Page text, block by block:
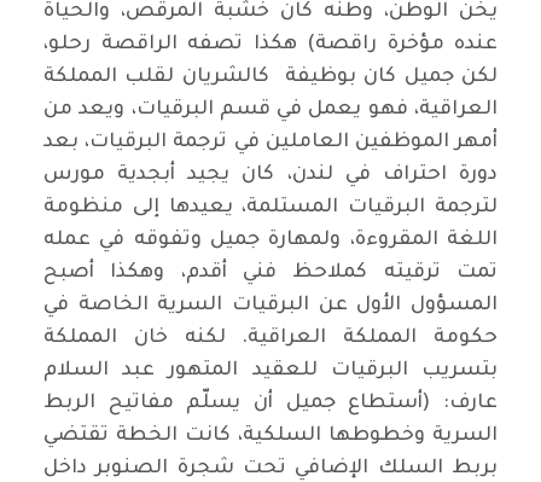
يخن الوطن، وطنه كان خشبة المرقص، والحياة
عنده مؤخرة راقصة) هكذا تصفه الراقصة رحلو،
لكن جميل كان بوظيفة كالشريان لقلب المملكة
العراقية، فهو يعمل في قسم البرقيات، ويعد من
أمهر الموظفين العاملين في ترجمة البرقيات، بعد
دورة احتراف في لندن، كان يجيد أبجدية مورس
لترجمة البرقيات المستلمة، يعيدها إلى منظومة
اللغة المقروءة، ولمهارة جميل وتفوقه في عمله
تمت ترقيته كملاحظ فني أقدم، وهكذا أصبح
المسؤول الأول عن البرقيات السرية الخاصة في
حكومة المملكة العراقية. لكنه خان المملكة
بتسريب البرقيات للعقيد المتهور عبد السلام
عارف: (أستطاع جميل أن يسلّم مفاتيح الربط
السرية وخطوطها السلكية، كانت الخطة تقتضي
بربط السلك الإضافي تحت شجرة الصنوبر داخل